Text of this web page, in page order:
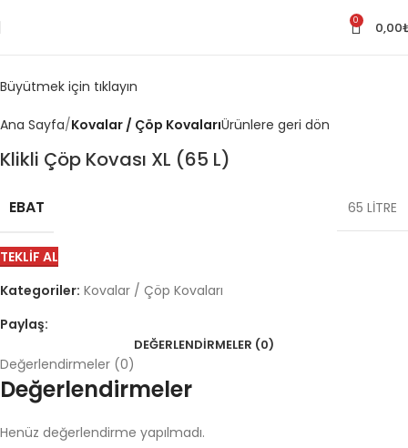
0 0,00
Büyütmek için tıklayın
Ana Sayfa Kovalar / Çöp KovalarıÜrünlere geri dön
Klikli Çöp Kovası XL (65 L)
EBAT 65 LİTRE
TEKLIF AL
Kategoriler: Kovalar / Çöp Kovaları
Paylaş:
DEĞERLENDIRMELER (0)
Değerlendirmeler (0)
Değerlendirmeler
Henüz değerlendirme yapılmadı.